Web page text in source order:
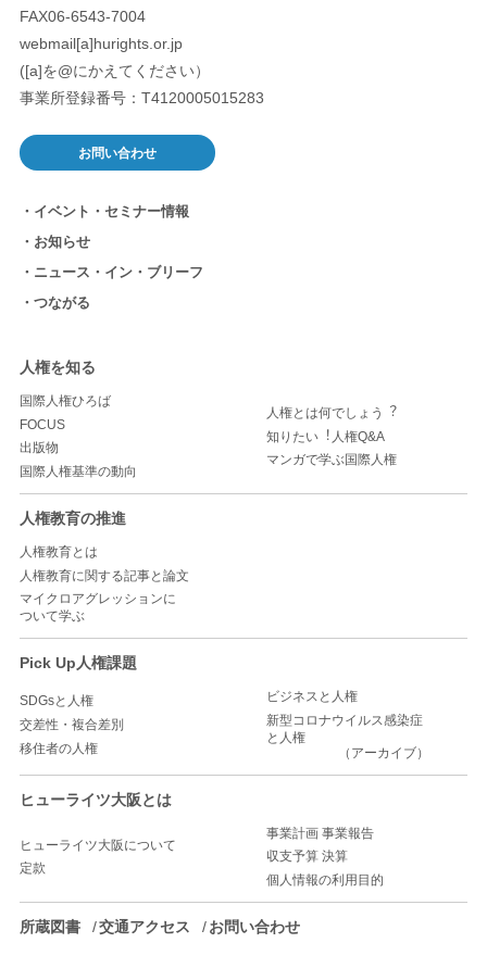
FAX06-6543-7004
webmail[a]hurights.or.jp
([a]を@にかえてください）
事業所登録番号：T4120005015283
お問い合わせ
イベント・セミナー情報
お知らせ
ニュース・イン・ブリーフ
つながる
人権を知る
国際人権ひろば
FOCUS
出版物
国際人権基準の動向
人権とは何でしょう︖
知りたい︕人権Q&A
マンガで学ぶ国際人権
人権教育の推進
人権教育とは
人権教育に関する記事と論文
マイクロアグレッションに
ついて学ぶ
Pick Up人権課題
SDGsと人権
交差性・複合差別
移住者の人権
ビジネスと人権
新型コロナウイルス感染症
と人権
（アーカイブ）
ヒューライツ大阪とは
ヒューライツ大阪について
定款
事業計画 事業報告
収支予算 決算
個人情報の利用目的
所蔵図書 交通アクセス お問い合わせ